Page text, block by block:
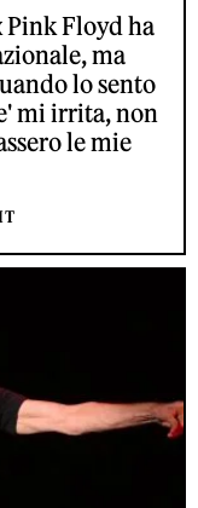
Floyd ha
ma
lo sento
mi irrita, non
le mie